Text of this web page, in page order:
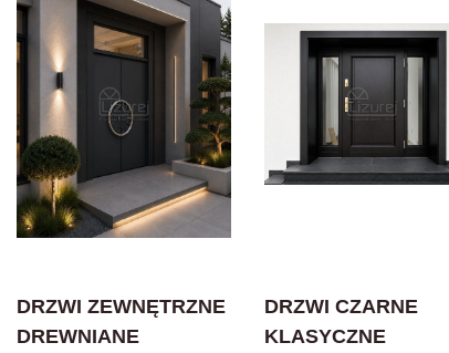
DRZWI ZEWNĘTRZNE
DREWNIANE
DRZWI CZARNE
KLASYCZNE